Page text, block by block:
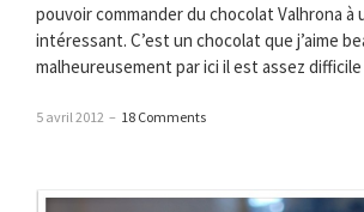
pouvoir commander du chocolat Valhrona à
intéressant. C’est un chocolat que j’aime
malheureusement par ici il est assez
5 avril 2012 – 18 Comments